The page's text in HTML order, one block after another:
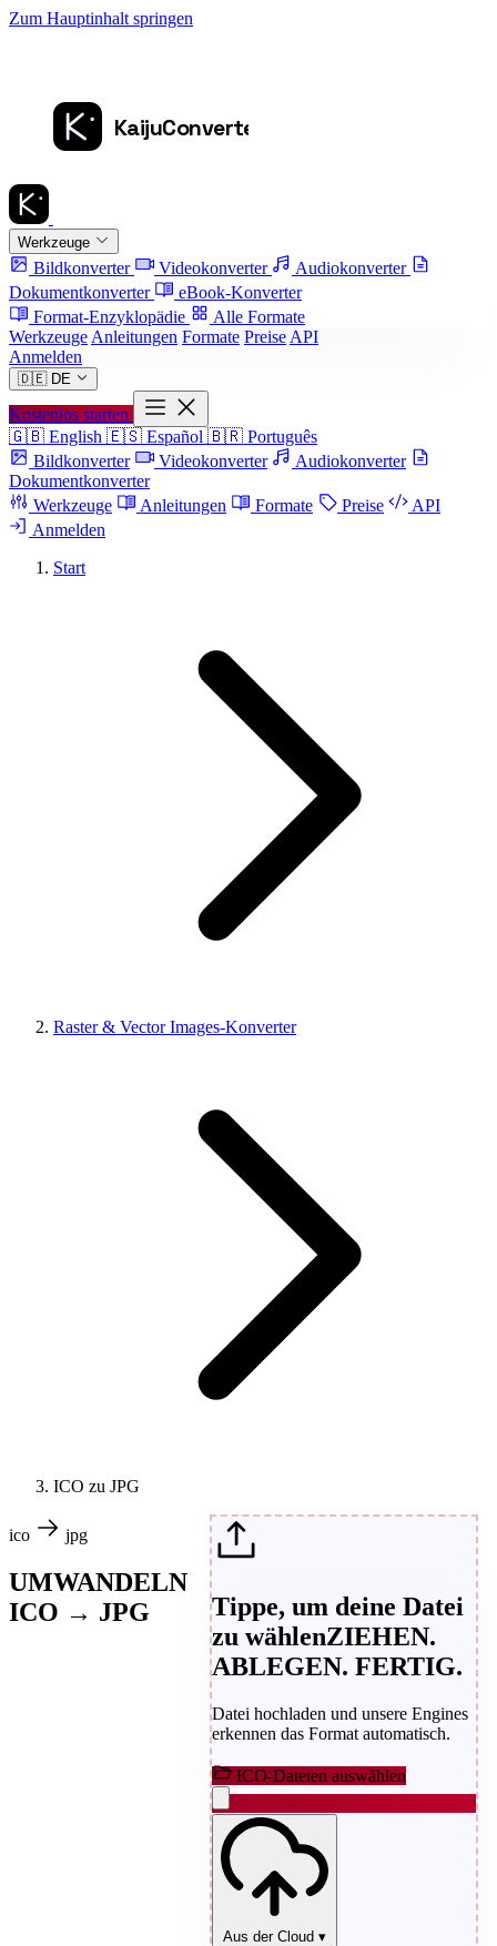
Zum Hauptinhalt springen
Werkzeuge
Bildkonverter Videokonverter
Audiokonverter
Dokumentkonverter
eBook-Konverter
Format-Enzyklopädie
Alle Formate
Werkzeuge Anleitungen Formate Preise API
Anmelden
🇩🇪 DE
Kostenlos starten
🇬🇧 English 🇪🇸 Español 🇧🇷 Português
Bildkonverter
Videokonverter
Audiokonverter
Dokumentkonverter
Werkzeuge
Anleitungen Formate Preise
API
Anmelden
Start
Raster & Vector Images-Konverter
ICO zu JPG
ico jpg
UMWANDELN
ICO → JPG
Tippe, um deine Datei
zu wählenZIEHEN.
ABLEGEN. FERTIG.
Datei hochladen und unsere Engines
erkennen das Format automatisch.
ICO-Dateien auswählen
Aus der Cloud ▾